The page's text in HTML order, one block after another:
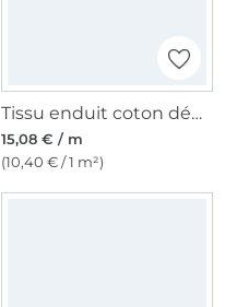
Tissu enduit coton déperlant Abstract Shapes, rouge
15,08 € / m
(10,40 € / 1 m²)